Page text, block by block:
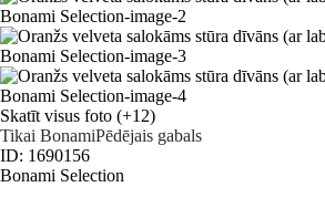
Skatīt visus foto (+12)
Tikai BonamiPēdējais gabals
ID: 1690156
Bonami Selection